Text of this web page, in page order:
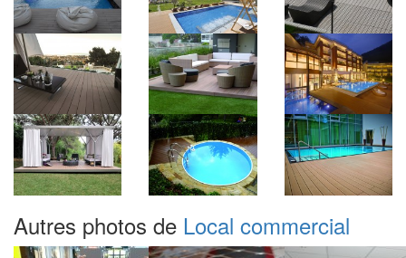
Autres photos de Local commercial